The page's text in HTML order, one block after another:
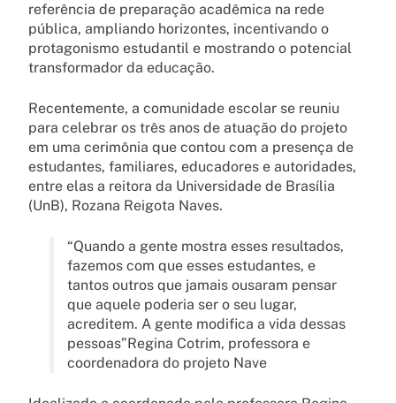
referência de preparação acadêmica na rede
pública, ampliando horizontes, incentivando o
protagonismo estudantil e mostrando o potencial
transformador da educação.
Recentemente, a comunidade escolar se reuniu
para celebrar os três anos de atuação do projeto
em uma cerimônia que contou com a presença de
estudantes, familiares, educadores e autoridades,
entre elas a reitora da Universidade de Brasília
(UnB), Rozana Reigota Naves.
“Quando a gente mostra esses resultados,
fazemos com que esses estudantes, e
tantos outros que jamais ousaram pensar
que aquele poderia ser o seu lugar,
acreditem. A gente modifica a vida dessas
pessoas”Regina Cotrim, professora e
coordenadora do projeto Nave